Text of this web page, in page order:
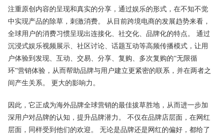
注重原创内容的呈现和真实的分享，通过娱乐的形式，在不知不觉
中实现产品的除草，刺激消费。 从目前跨境电商的发展趋势来看，
全球用户的消费习惯呈现出连接化、社交化、品牌化的特点。 通过
沉浸式娱乐视频展示、社区讨论、话题互动等高频传播模式，让用
户体验到发现、互动、交易、分享、复购、多次复购的“无限循
环”营销体验，从而帮助品牌与用户建立更紧密的联系，并在两者之
间产生关系。 更大的影响力。
因此，它正成为海外品牌全球营销的最佳拔草胜地，从而进一步加
深用户对品牌的认知，提升品牌潜力。 不仅在品牌店层面，在网红
层面，同样受到他们的欢迎。 无论是品牌还是网红的偏好，都给了